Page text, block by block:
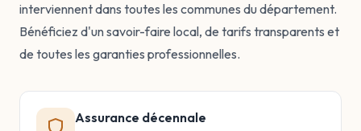
interviennent dans toutes les communes du département.
Bénéficiez d'un savoir-faire local, de tarifs transparents et
de toutes les garanties professionnelles.
Assurance décennale